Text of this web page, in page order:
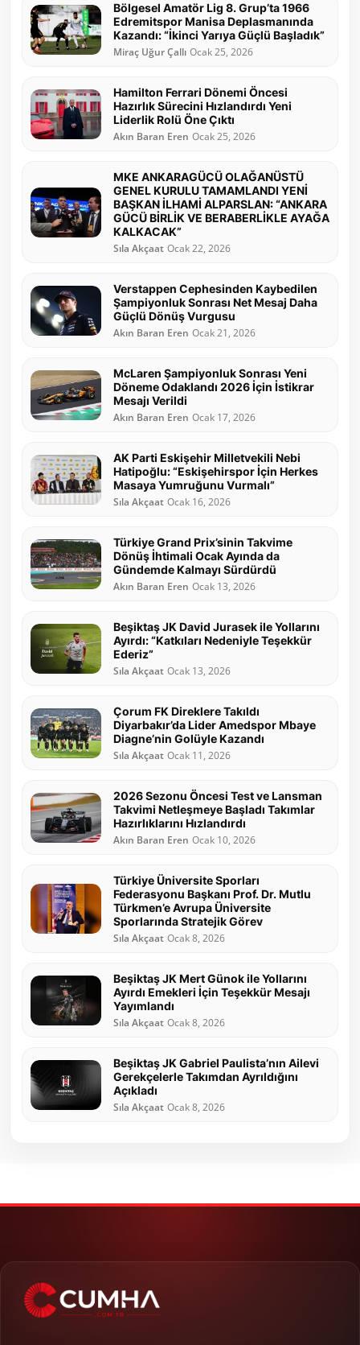
Bölgesel Amatör Lig 8. Grup’ta 1966
Edremitspor Manisa Deplasmanında
Kazandı: “İkinci Yarıya Güçlü Başladık”
Miraç Uğur Çallı Ocak 25, 2026
Hamilton Ferrari Dönemi Öncesi
Hazırlık Sürecini Hızlandırdı Yeni
Liderlik Rolü Öne Çıktı
Akın Baran Eren Ocak 25, 2026
MKE ANKARAGÜCÜ OLAĞANÜSTÜ
GENEL KURULU TAMAMLANDI YENİ
BAŞKAN İLHAMİ ALPARSLAN: “ANKARA
GÜCÜ BİRLİK VE BERABERLİKLE AYAĞA
KALKACAK”
Sıla Akçaat Ocak 22, 2026
Verstappen Cephesinden Kaybedilen
Şampiyonluk Sonrası Net Mesaj Daha
Güçlü Dönüş Vurgusu
Akın Baran Eren Ocak 21, 2026
McLaren Şampiyonluk Sonrası Yeni
Döneme Odaklandı 2026 İçin İstikrar
Mesajı Verildi
Akın Baran Eren Ocak 17, 2026
AK Parti Eskişehir Milletvekili Nebi
Hatipoğlu: “Eskişehirspor İçin Herkes
Masaya Yumruğunu Vurmalı”
Sıla Akçaat Ocak 16, 2026
Türkiye Grand Prix’sinin Takvime
Dönüş İhtimali Ocak Ayında da
Gündemde Kalmayı Sürdürdü
Akın Baran Eren Ocak 13, 2026
Beşiktaş JK David Jurasek ile Yollarını
Ayırdı: “Katkıları Nedeniyle Teşekkür
Ederiz”
Sıla Akçaat Ocak 13, 2026
Çorum FK Direklere Takıldı
Diyarbakır’da Lider Amedspor Mbaye
Diagne’nin Golüyle Kazandı
Sıla Akçaat Ocak 11, 2026
2026 Sezonu Öncesi Test ve Lansman
Takvimi Netleşmeye Başladı Takımlar
Hazırlıklarını Hızlandırdı
Akın Baran Eren Ocak 10, 2026
Türkiye Üniversite Sporları
Federasyonu Başkanı Prof. Dr. Mutlu
Türkmen’e Avrupa Üniversite
Sporlarında Stratejik Görev
Sıla Akçaat Ocak 8, 2026
Beşiktaş JK Mert Günok ile Yollarını
Ayırdı Emekleri İçin Teşekkür Mesajı
Yayımlandı
Sıla Akçaat Ocak 8, 2026
Beşiktaş JK Gabriel Paulista’nın Ailevi
Gerekçelerle Takımdan Ayrıldığını
Açıkladı
Sıla Akçaat Ocak 8, 2026